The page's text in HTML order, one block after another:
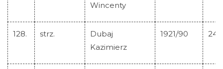
Wincenty
128. strz.
Dubaj
Kazimierz
1921/90